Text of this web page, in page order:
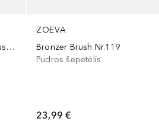
Detail Setting Powder Brush Nr.114
ZOEVA
Bronzer Brush Nr.119
Pudros šepetėlis
23,99 €